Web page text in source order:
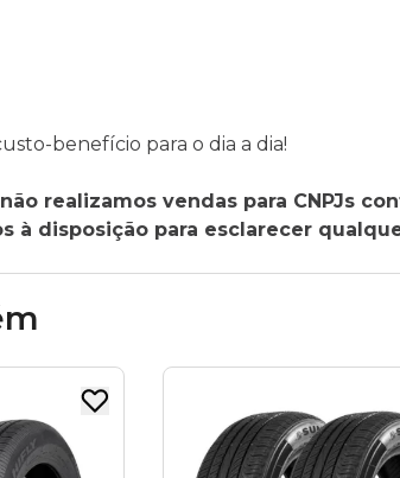
benefício para o dia a dia!
realizamos vendas para CNPJs
à disposição para esclarecer